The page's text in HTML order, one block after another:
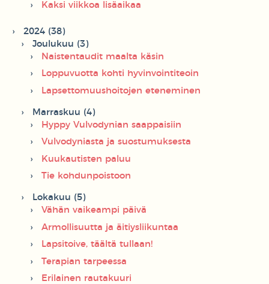
Kaksi viikkoa lisäaikaa
2024 (38)
Joulukuu (3)
Naistentaudit maalta käsin
Loppuvuotta kohti hyvinvointiteoin
Lapsettomuushoitojen eteneminen
Marraskuu (4)
Hyppy Vulvodynian saappaisiin
Vulvodyniasta ja suostumuksesta
Kuukautisten paluu
Tie kohdunpoistoon
Lokakuu (5)
Vähän vaikeampi päivä
Armollisuutta ja äitiysliikuntaa
Lapsitoive, täältä tullaan!
Terapian tarpeessa
Erilainen rautakuuri